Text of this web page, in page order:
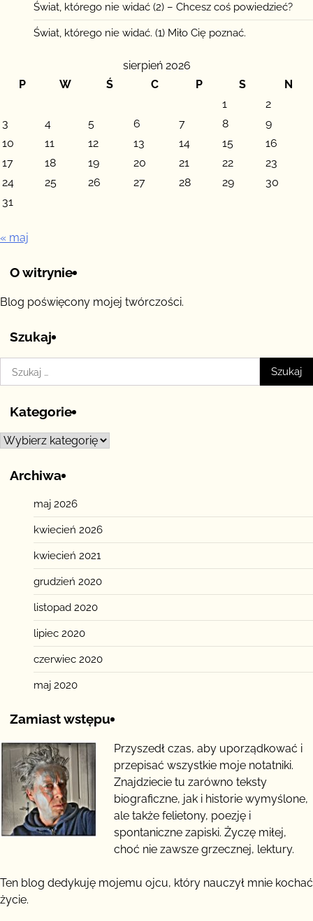
Świat, którego nie widać (2) – Chcesz coś powiedzieć?
Świat, którego nie widać. (1) Miło Cię poznać.
sierpień 2026
P
W Ś C P S
N
1
2
3
4 5 6 7 8
9
10
11 12 13 14 15
16
17
18 19 20 21 22
23
24
25 26 27 28 29
30
31
« maj
O witrynie
Blog poświęcony mojej twórczości.
Szukaj
Szukaj:
Kategorie
Kategorie
Archiwa
maj 2026
kwiecień 2026
kwiecień 2021
grudzień 2020
listopad 2020
lipiec 2020
czerwiec 2020
maj 2020
Zamiast wstępu
Przyszedł czas, aby uporządkować i
przepisać wszystkie moje notatniki.
Znajdziecie tu zarówno teksty
biograficzne, jak i historie wymyślone,
ale także felietony, poezję i
spontaniczne zapiski. Życzę miłej,
choć nie zawsze grzecznej, lektury.
Ten blog dedykuję mojemu ojcu, który nauczył mnie kochać
życie.